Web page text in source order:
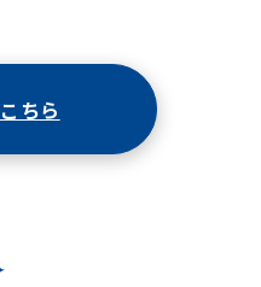
ちら